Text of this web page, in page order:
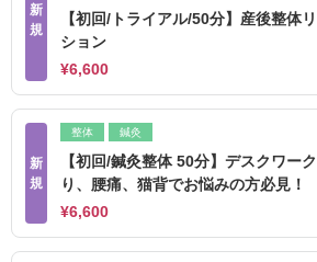
新
規
【初回/トライアル/50分】産後整体
ション
¥6,600
新
規
整体 鍼灸
【初回/鍼灸整体 50分】デスクワー
り、腰痛、猫背でお悩みの方必見！
¥6,600